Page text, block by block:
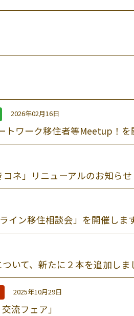
2026年02月16日
ワーク移住者等Meetup！を
ネ」リニューアルのお知らせ
イン移住相談会」を開催しま
いて、新たに２本を追加しま
2025年10月29日
流フェア」